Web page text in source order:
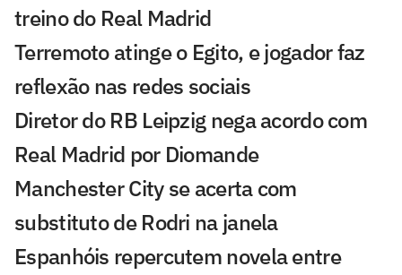
treino do Real Madrid
Terremoto atinge o Egito, e jogador faz
reflexão nas redes sociais
Diretor do RB Leipzig nega acordo com
Real Madrid por Diomande
Manchester City se acerta com
substituto de Rodri na janela
Espanhóis repercutem novela entre